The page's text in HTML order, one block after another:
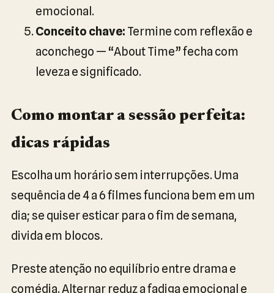
emocional.
Conceito chave: Termine com reflexão e
aconchego — “About Time” fecha com
leveza e significado.
Como montar a sessão perfeita:
dicas rápidas
Escolha um horário sem interrupções. Uma
sequência de 4 a 6 filmes funciona bem em um
dia; se quiser esticar para o fim de semana,
divida em blocos.
Preste atenção no equilíbrio entre drama e
comédia. Alternar reduz a fadiga emocional e